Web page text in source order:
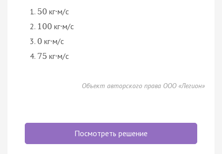
50 кг⋅м/с
100 кг⋅м/с
0 кг⋅м/с
75 кг⋅м/с
Объект авторского права ООО «Легион»
Посмотреть решение